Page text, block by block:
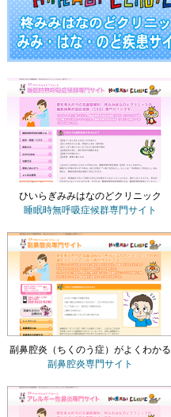
ひいらぎみみはなのどクリニック
睡眠時無呼吸症候群専門サイト
副鼻腔炎（ちくのう症）がよくわかる
副鼻腔炎専門サイト